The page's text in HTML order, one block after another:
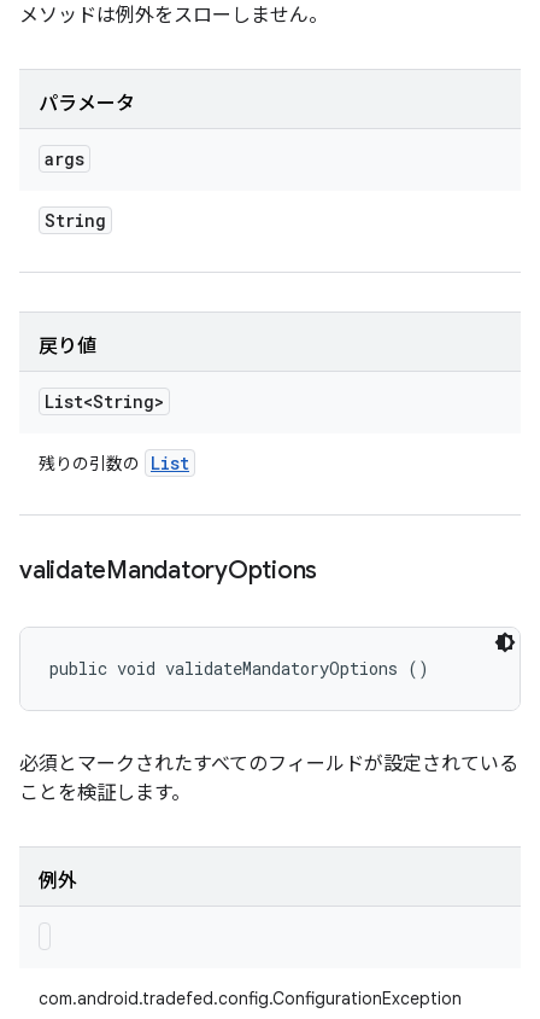
メソッドは例外をスローしません。
パラメータ
args
String
戻り値
List<String>
残りの引数の List
validateMandatoryOptions
public void validateMandatoryOptions ()
必須とマークされたすべてのフィールドが設定されている
ことを検証します。
例外
com.android.tradefed.config.ConfigurationException